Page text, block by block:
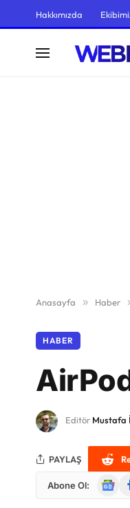
Hakkımızda
Anasayfa » Haber
HABER
Editör Mustafa
PAYLAŞ
Abone Ol:
Google